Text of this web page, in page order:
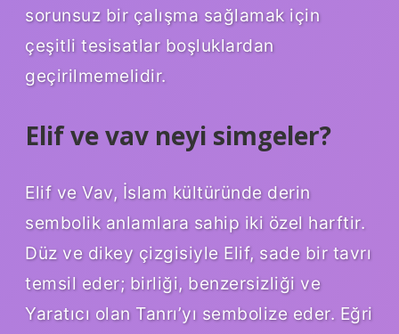
sorunsuz bir çalışma sağlamak için
çeşitli tesisatlar boşluklardan
geçirilmemelidir.
Elif ve vav neyi simgeler?
Elif ve Vav, İslam kültüründe derin
sembolik anlamlara sahip iki özel harftir.
Düz ve dikey çizgisiyle Elif, sade bir tavrı
temsil eder; birliği, benzersizliği ve
Yaratıcı olan Tanrı’yı ​​sembolize eder. Eğri